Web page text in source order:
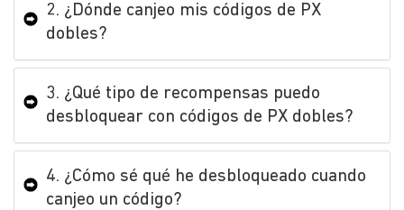
2. ¿Dónde canjeo mis códigos de PX
dobles?
3. ¿Qué tipo de recompensas puedo
desbloquear con códigos de PX dobles?
4. ¿Cómo sé qué he desbloqueado cuando
canjeo un código?